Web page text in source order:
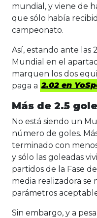
mundial, y viene de
que sólo había
campeonato.
Así, estando ante las
Mundial en el
marquen los dos
paga a 2.02 en
Más de 2.5
No está siendo un
número de goles.
terminado con
y sólo las goleadas
partidos de la Fase
media realizadora
parámetros
Sin embargo, y a